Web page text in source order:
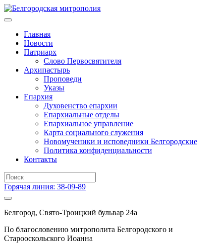
Главная
Новости
Патриарх
Слово Первосвятителя
Архипастырь
Проповеди
Указы
Епархия
Духовенство епархии
Епархиальные отделы
Епархиальное управление
Карта социального служения
Новомученики и исповедники Белгородские
Политика конфиденциальности
Контакты
Горячая линия: 38-09-89
Белгород, Свято-Троицкий бульвар 24а
По благословению митрополита Белгородского и
Старооскольского Иоанна